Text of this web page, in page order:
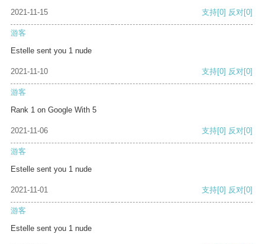
2021-11-15 支持[0] 反对[0]
游客
Estelle sent you 1 nude
2021-11-10 支持[0] 反对[0]
游客
Rank 1 on Google With 5
2021-11-06 支持[0] 反对[0]
游客
Estelle sent you 1 nude
2021-11-01 支持[0] 反对[0]
游客
Estelle sent you 1 nude